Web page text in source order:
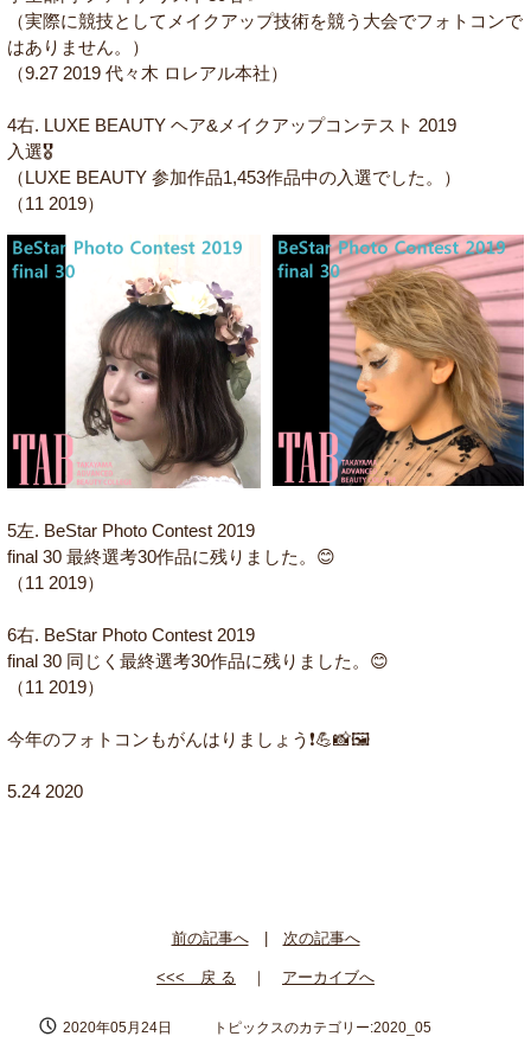
（実際に競技としてメイクアップ技術を競う大会でフォトコンで
はありません。）
（9.27 2019 代々木 ロレアル本社）
4右. LUXE BEAUTY ヘア&メイクアップコンテスト 2019
入選🎖
（LUXE BEAUTY 参加作品1,453作品中の入選でした。）
（11 2019）
5左. BeStar Photo Contest 2019
final 30 最終選考30作品に残りました。😊
（11 2019）
6右. BeStar Photo Contest 2019
final 30 同じく最終選考30作品に残りました。😊
（11 2019）
今年のフォトコンもがんはりましょう❗️💪📸🖼
5.24 2020
前の記事へ| 次の記事へ
<<< 戻 る ｜ アーカイブへ
2020年05月24日 トピックスのカテゴリー:2020_05